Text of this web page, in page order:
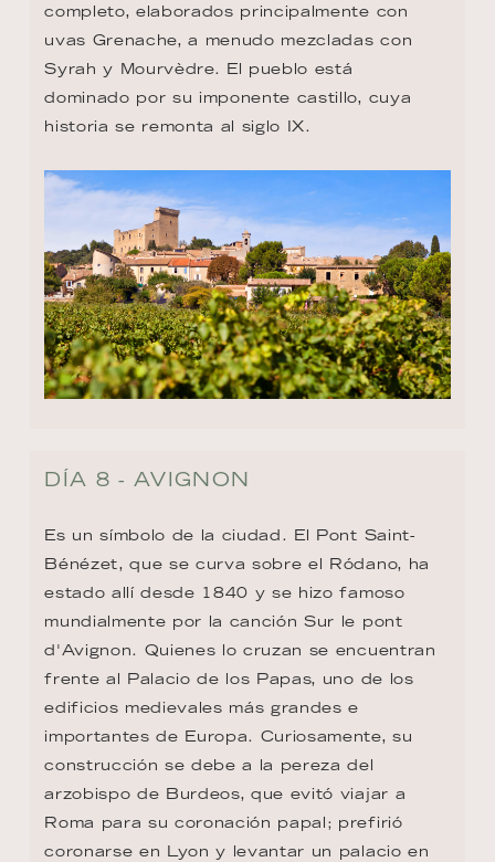
completo, elaborados principalmente con
uvas Grenache, a menudo mezcladas con
Syrah y Mourvèdre. El pueblo está
dominado por su imponente castillo, cuya
historia se remonta al siglo IX.
DÍA 8 - AVIGNON
Es un símbolo de la ciudad. El Pont Saint-
Bénézet, que se curva sobre el Ródano, ha
estado allí desde 1840 y se hizo famoso
mundialmente por la canción Sur le pont
d'Avignon. Quienes lo cruzan se encuentran
frente al Palacio de los Papas, uno de los
edificios medievales más grandes e
importantes de Europa. Curiosamente, su
construcción se debe a la pereza del
arzobispo de Burdeos, que evitó viajar a
Roma para su coronación papal; prefirió
coronarse en Lyon y levantar un palacio en